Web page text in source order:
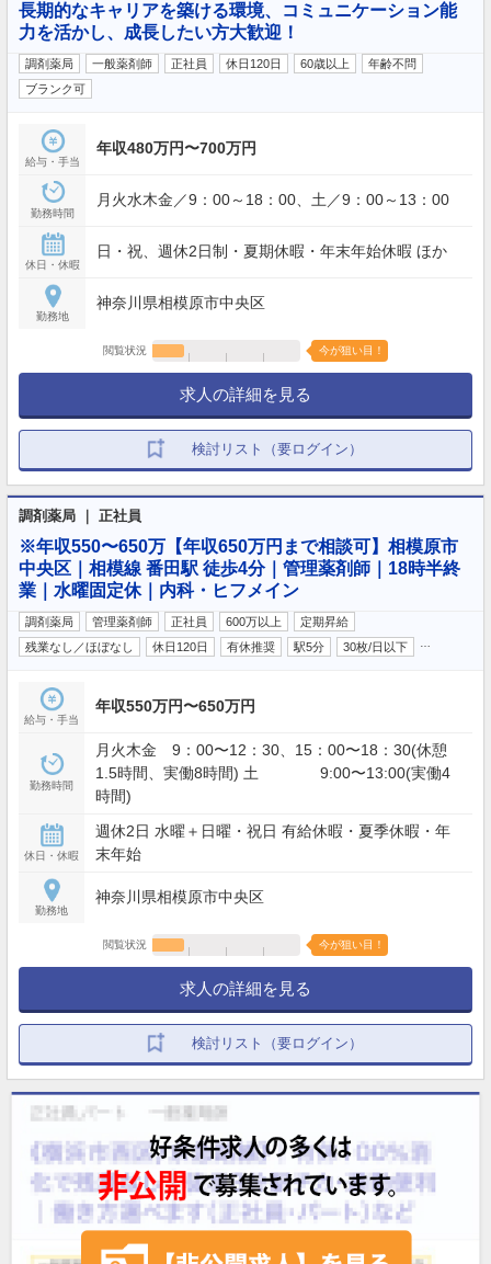
長期的なキャリアを築ける環境、コミュニケーション能
力を活かし、成長したい方大歓迎！
調剤薬局 一般薬剤師 正社員 休日120日 60歳以上
年齢不問
ブランク可
給与・手当
年収480万円〜700万円
勤務時間
月火水木金／9：00～18：00、土／9：00～13：00
休日・休暇
日・祝、週休2日制・夏期休暇・年末年始休暇 ほか
勤務地
神奈川県相模原市中央区
閲覧状況 今が狙い目！
求人の詳細を見る
検討リスト（要ログイン）
調剤薬局 ｜ 正社員
※年収550〜650万【年収650万円まで相談可】相模原市
中央区｜相模線 番田駅 徒歩4分｜管理薬剤師｜18時半終
業｜水曜固定休｜内科・ヒフメイン
調剤薬局 管理薬剤師 正社員 600万以上
定期昇給
残業なし／ほぼなし
休日120日 有休推奨 駅5分 30枚/日以下
給与・手当
年収550万円〜650万円
勤務時間
月火木金 9：00〜12：30、15：00〜18：30(休憩
1.5時間、実働8時間) 土 9:00〜13:00(実働4
時間)
休日・休暇
週休2日 水曜＋日曜・祝日 有給休暇・夏季休暇・年
末年始
勤務地
神奈川県相模原市中央区
閲覧状況 今が狙い目！
求人の詳細を見る
検討リスト（要ログイン）